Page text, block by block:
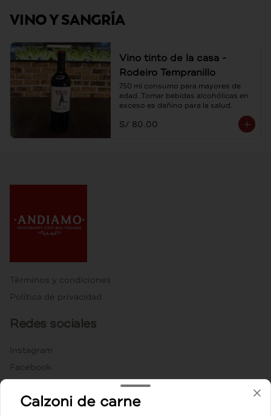
VINO Y SANGRÍA
Vino tinto de la casa -
Rodeiro Tempranillo
750 ml consumo para mayores de
edad. Tomar bebidas alcohólicas en
exceso es dañino para la salud.
S/ 80.00
Términos y condiciones
Política de privacidad
Redes sociales
Instagram
Facebook
Mi cuenta
Calzoni de carne